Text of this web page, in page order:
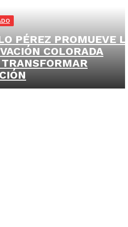
PÉREZ PROMUEVE LA
COLORADA
TRANSFORMAR